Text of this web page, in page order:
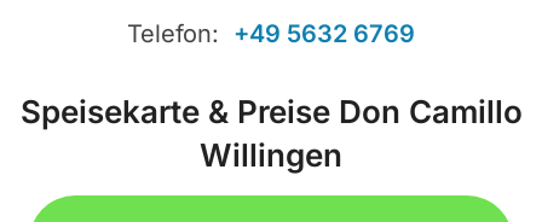
Telefon: +49 5632 6769
Speisekarte & Preise Don Camillo
Willingen